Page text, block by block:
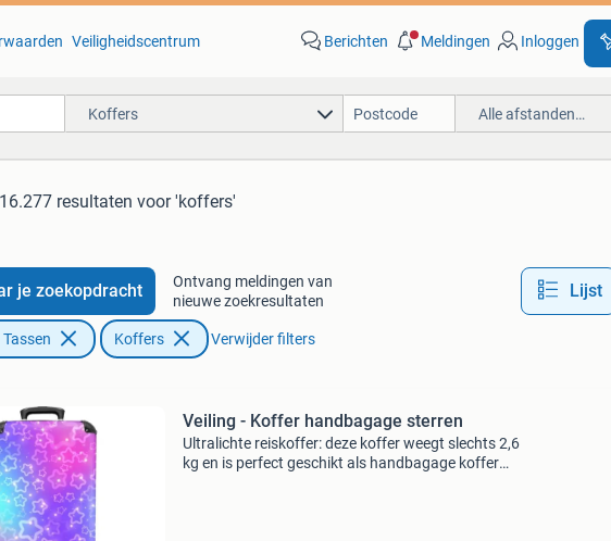
Veiligheidscentrum Berichten Meldingen Inloggen
Koffers Alle afstanden…
16.277 resultaten voor 'koffers'
je zoekopdracht
Ontvang meldingen van
nieuwe zoekresultaten
Lijst
Koffers Verwijder filters
Veiling - Koffer handbagage sterren
Ultralichte reiskoffer: deze koffer weegt slechts 2,6
kg en is perfect geschikt als handbagage koffer